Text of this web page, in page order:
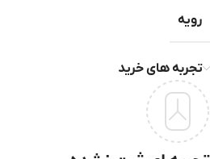
رویه
تجربه های خرید